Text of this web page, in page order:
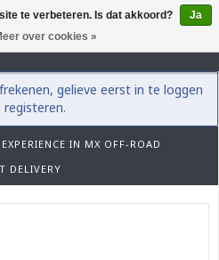
0
gelieve eerst in te loggen
IN MX OFF-ROAD
DELIVERY
te verbeteren. Is dat akkoord?
Ja
over cookies »